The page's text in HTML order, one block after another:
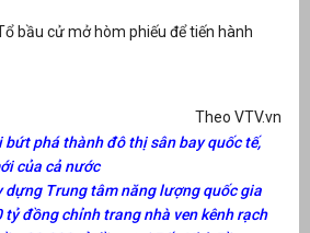
bầu cử mở hòm phiếu để tiến hành
Theo VTV.vn
phá thành đô thị sân bay quốc tế,
của cả nước
dựng Trung tâm năng lượng quốc gia
tỷ đồng chỉnh trang nhà ven kênh rạch